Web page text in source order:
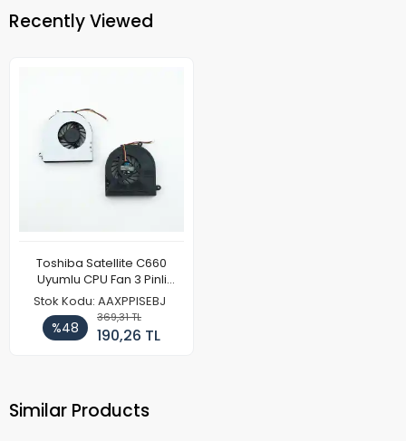
Recently Viewed
Toshiba Satellite C660
Uyumlu CPU Fan 3 Pinli
(Model 1)
Stok Kodu: AAXPPISEBJ
%48
369,31 TL
190,26 TL
Similar Products